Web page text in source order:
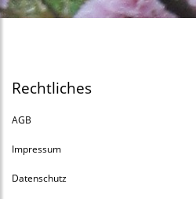
Rechtliches
AGB
Impressum
Datenschutz